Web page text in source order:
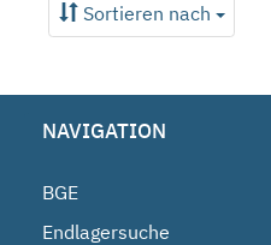
Sortieren nach
NAVIGATION
BGE
Endlagersuche